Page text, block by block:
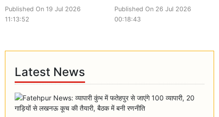
Published On 19 Jul 2026
11:13:52
Published On 26 Jul 2026
00:18:43
Latest News